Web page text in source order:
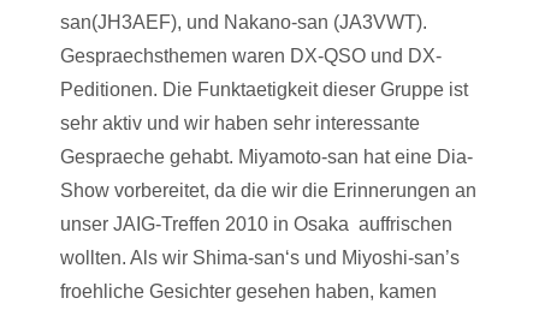
san(JH3AEF), und Nakano-san (JA3VWT).
Gespraechsthemen waren DX-QSO und DX-
Peditionen. Die Funktaetigkeit dieser Gruppe ist
sehr aktiv und wir haben sehr interessante
Gespraeche gehabt. Miyamoto-san hat eine Dia-
Show vorbereitet, da die wir die Erinnerungen an
unser JAIG-Treffen 2010 in Osaka auffrischen
wollten. Als wir Shima-san‘s und Miyoshi-san’s
froehliche Gesichter gesehen haben, kamen